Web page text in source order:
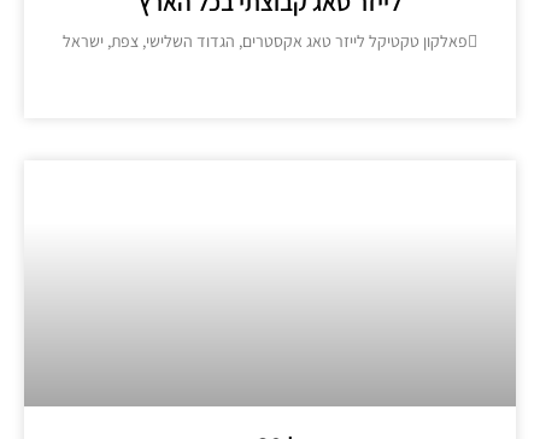
פאלקון טקטיקל לייזר טאג אקסטרים, הגדוד השלישי, צפת, ישראל